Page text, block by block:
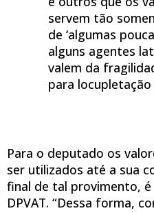
servem tão
de ‘algumas
alguns agentes
valem da
para locupletação
Para o deputado os
ser utilizados até a sua
final de tal provimento,
DPVAT. “Dessa forma,